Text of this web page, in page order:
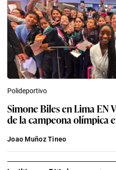
Polideportivo
Simone Biles en Lima EN
de la campeona olímpica
Joao Muñoz Tineo